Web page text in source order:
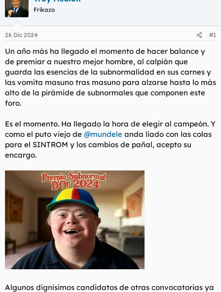
Frikazo
26 Dic 2024 #1
Un año más ha llegado el momento de hacer balance y
de premiar a nuestro mejor hombre, al calpián que
guarda las esencias de la subnormalidad en sus carnes y
las vomita masuno tras masuno para alzarse hasta lo más
alto de la pirámide de subnormales que componen este
foro.
Es el momento. Ha llegado la hora de elegir al campeón. Y
como el puto viejo de @mundele anda liado con las colas
para el SINTROM y los cambios de pañal, acepto su
encargo.
Algunos dignísimos candidatos de otras convocatorias ya